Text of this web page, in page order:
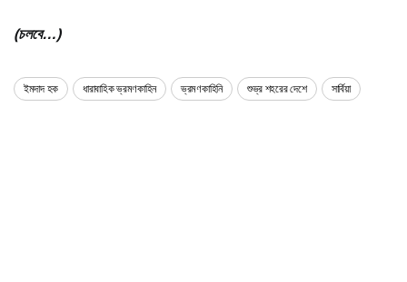
(চলবে…)
ইমদাদ হক ধারাবাহিক ভ্রমণকাহিন ভ্রমণকাহিনি শুভ্র শহরের দেশে সার্বিয়া